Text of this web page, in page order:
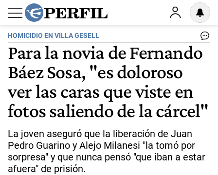
HOMICIDIO EN VILLA GESELL
Para la novia de Fernando
Báez Sosa, "es doloroso
ver las caras que viste en
fotos saliendo de la cárcel"
La joven aseguró que la liberación de Juan
Pedro Guarino y Alejo Milanesi "la tomó por
sorpresa" y que nunca pensó "que iban a estar
afuera" de prisión.